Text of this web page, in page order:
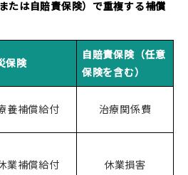
たは自賠責保険）で重複する補償
保険
自賠責保険（任意
保険を含む）
養補償給付 治療関係費
業補償給付 休業損害